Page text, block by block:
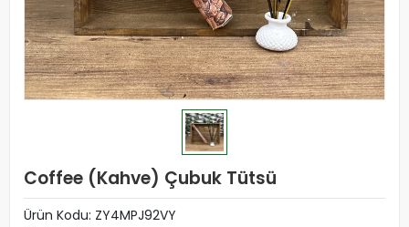
Coffee (Kahve) Çubuk Tütsü
Ürün Kodu: ZY4MPJ92VY